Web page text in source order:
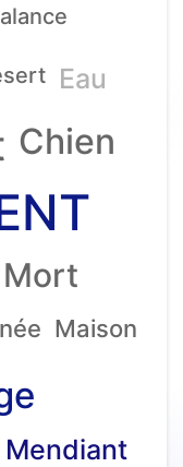
Eau
Chien
Mort
Maison
Mendiant